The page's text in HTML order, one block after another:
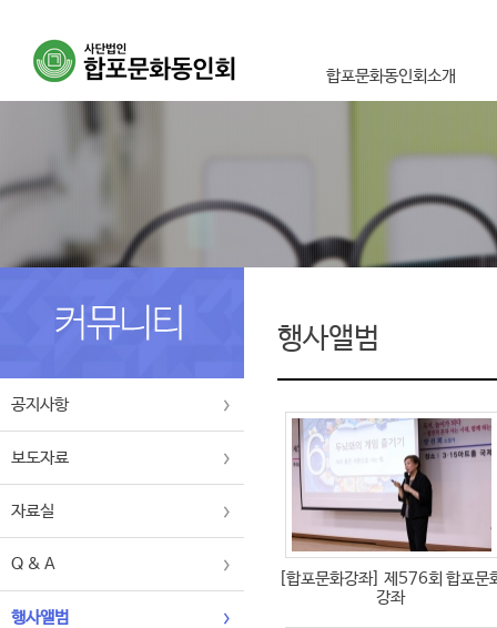
합포문화동인회소개
조직도
오시는길
공지사항
보도자료
자료실
Q & A
행사앨범
행사앨범
[합포문화강좌] 제576회 합포문
강좌